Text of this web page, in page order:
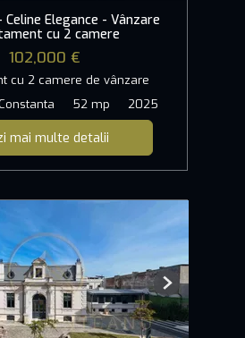
Celine Elegance - Vânzare
cu 2 camere
102,000 €
cu 2 camere de vânzare
52 mp 2025
mai multe detalii
Next